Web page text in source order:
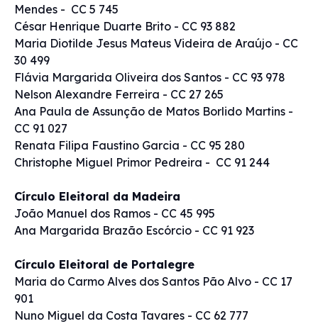
Mendes - CC 5 745
César Henrique Duarte Brito - CC 93 882
Maria Diotilde Jesus Mateus Videira de Araújo - CC
30 499
Flávia Margarida Oliveira dos Santos - CC 93 978
Nelson Alexandre Ferreira - CC 27 265
Ana Paula de Assunção de Matos Borlido Martins -
CC 91 027
Renata Filipa Faustino Garcia - CC 95 280
Christophe Miguel Primor Pedreira - CC 91 244
Círculo Eleitoral da Madeira
João Manuel dos Ramos - CC 45 995
Ana Margarida Brazão Escórcio - CC 91 923
Círculo Eleitoral de Portalegre
Maria do Carmo Alves dos Santos Pão Alvo - CC 17
901
Nuno Miguel da Costa Tavares - CC 62 777